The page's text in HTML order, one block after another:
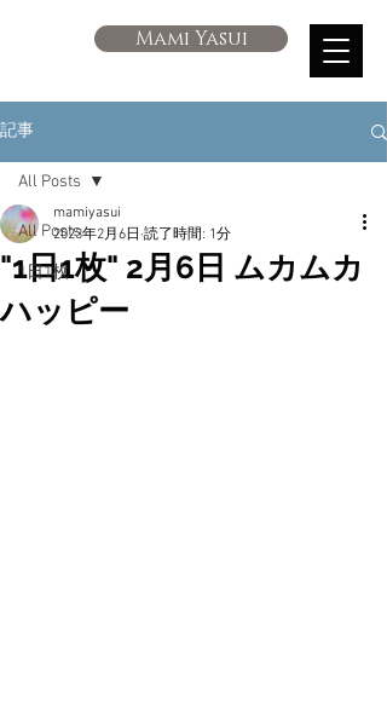
Mami Yasui
記事
All Posts
1日1枚
All Posts
"1日1枚" 2月6日 ムカムカ
ハッピー
mamiyasui
2023年2月6日 読了時間: 1分